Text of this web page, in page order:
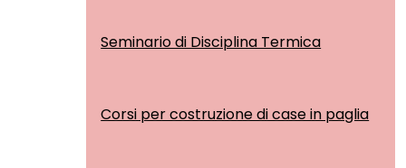
Seminario di Disciplina Termica
Corsi per costruzione di case in paglia